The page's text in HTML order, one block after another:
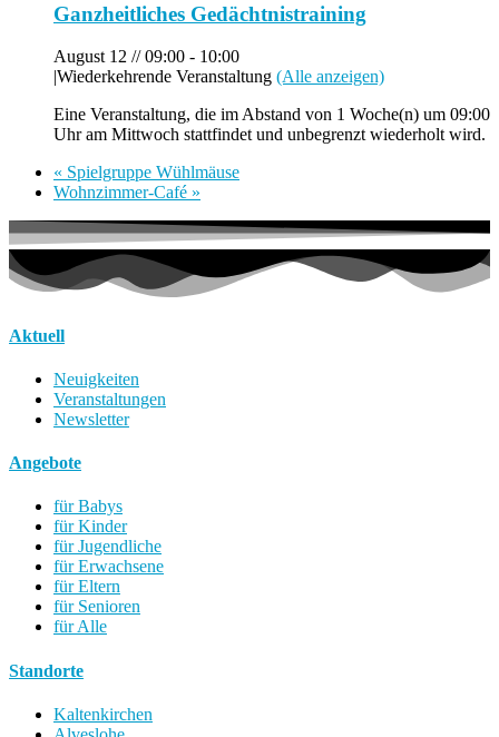
Ganzheitliches Gedächtnistraining
August 12 // 09:00 - 10:00
|Wiederkehrende Veranstaltung (Alle anzeigen)
Eine Veranstaltung, die im Abstand von 1 Woche(n) um 09:00
Uhr am Mittwoch stattfindet und unbegrenzt wiederholt wird.
« Spielgruppe Wühlmäuse
Wohnzimmer-Café »
Aktuell
Neuigkeiten
Veranstaltungen
Newsletter
Angebote
für Babys
für Kinder
für Jugendliche
für Erwachsene
für Eltern
für Senioren
für Alle
Standorte
Kaltenkirchen